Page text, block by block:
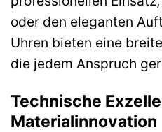
oder den eleganten
Uhren bieten eine
die jedem Anspruch
Technische
Materialinnovation